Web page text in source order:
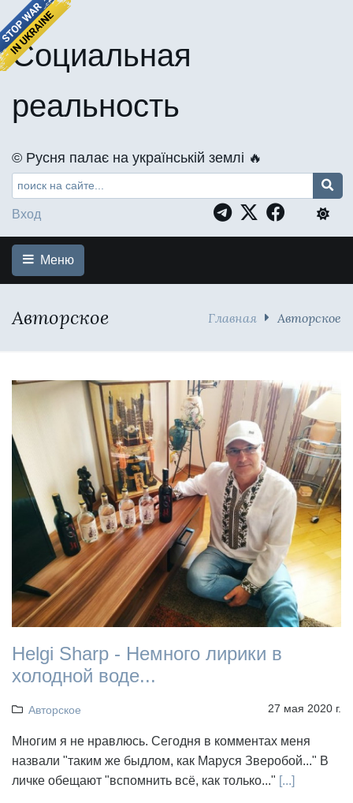
Социальная
реальность
©️ Русня палає на українській землі 🔥
Вход
Меню
Авторское Главная Авторское
Helgi Sharp - Немного лирики в
холодной воде...
Авторское 27 мая 2020 г.
Многим я не нравлюсь. Сегодня в комментах меня
назвали "таким же быдлом, как Маруся Зверобой..." В
личке обещают "вспомнить всё, как только..." [...]